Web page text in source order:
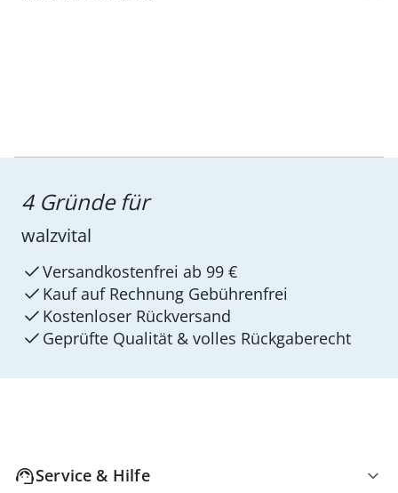
4 Gründe für
walzvital
Versandkostenfrei ab 99 €
Kauf auf Rechnung Gebührenfrei
Kostenloser Rückversand
Geprüfte Qualität & volles Rückgaberecht
Service & Hilfe